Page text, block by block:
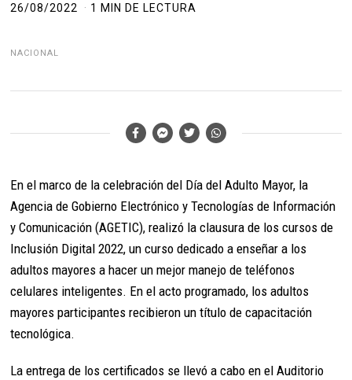
26/08/2022 1 MIN DE LECTURA
NACIONAL
En el marco de la celebración del Día del Adulto Mayor, la
Agencia de Gobierno Electrónico y Tecnologías de Información
y Comunicación (AGETIC), realizó la clausura de los cursos de
Inclusión Digital 2022, un curso dedicado a enseñar a los
adultos mayores a hacer un mejor manejo de teléfonos
celulares inteligentes. En el acto programado, los adultos
mayores participantes recibieron un título de capacitación
tecnológica.
La entrega de los certificados se llevó a cabo en el Auditorio